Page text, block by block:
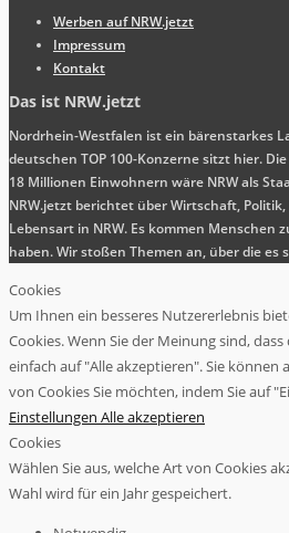
Werben auf NRW.jetzt
Impressum
Kontakt
Das ist NRW.jetzt
Nordrhein-Westfalen ist ein bärenstarkes
deutschen TOP 100-Konzerne sitzt hier.
18 Millionen Einwohnern wäre NRW als
NRW.jetzt berichtet über Wirtschaft,
Lebensart in NRW. Es kommen Menschen
haben. Wir stoßen Themen an, über die
Cookies
Um Ihnen ein besseres Nutzererlebnis
Cookies. Wenn Sie der Meinung sind,
einfach auf "Alle akzeptieren". Sie können
von Cookies Sie möchten, indem Sie auf
Einstellungen Alle akzeptieren
Cookies
Wählen Sie aus, welche Art von Cookies
Wahl wird für ein Jahr gespeichert.